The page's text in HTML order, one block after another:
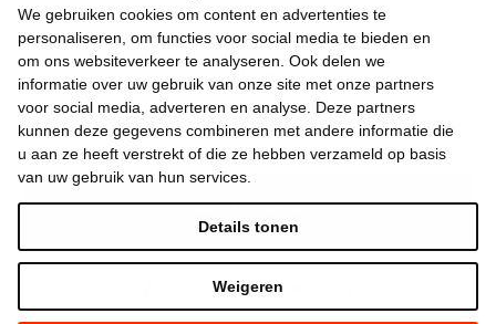
We gebruiken cookies om content en advertenties te
personaliseren, om functies voor social media te bieden en
om ons websiteverkeer te analyseren. Ook delen we
informatie over uw gebruik van onze site met onze partners
voor social media, adverteren en analyse. Deze partners
kunnen deze gegevens combineren met andere informatie die
u aan ze heeft verstrekt of die ze hebben verzameld op basis
van uw gebruik van hun services.
Weigeren
Details tonen
Snel
Over de beweging
Algemeen
Laatste nieuws